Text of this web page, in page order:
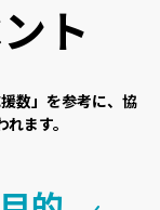
ト
数」を参考に、 協
ます。